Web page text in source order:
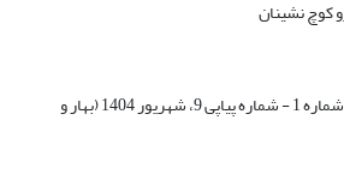
دوره 5، شماره 1 - شماره پیاپی 9، شهریور 1404 (بهار و